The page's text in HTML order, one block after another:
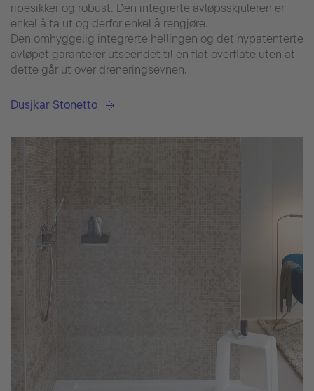
ripesikker og robust. Den integrerte avløpsskjuleren er
enkel å ta ut og derfor enkel å rengjøre.
Den omhyggelig integrerte hellingen og det nypatenterte
avløpet garanterer utseendet til en flat overflate uten at
dette går ut over dreneringsevnen.
Dusjkar Stonetto